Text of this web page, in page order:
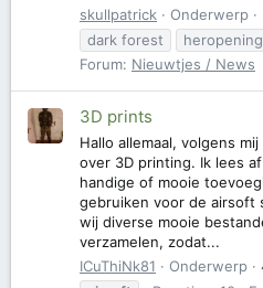
skullpatrick
Onderwerp
dark forest
heropening
Forum: Nieuwtjes / News
3D prints
Hallo allemaal, volgens
over 3D printing. Ik lees
handige of mooie
gebruiken voor de airsoft
wij diverse mooie
verzamelen, zodat...
ICuThiNk81
Onderwerp